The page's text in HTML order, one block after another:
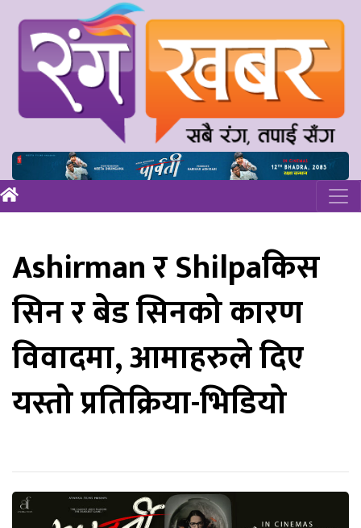
Ashirman र Shilpaकिस
सिन र बेड सिनको कारण
विवादमा, आमाहरुले दिए
यस्तो प्रतिक्रिया-भिडियो